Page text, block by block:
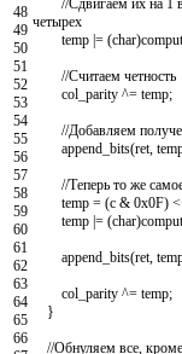
48
49
50
51
52
53
54
55
56
57
58
59
60
61
62
63
64
65
66
//Сдвигаем их на 1
четырех
temp |= (char)
//Считаем четность
col_parity ^= temp;
//Добавляем
append_bits(ret,
//Теперь то же
temp = (c & 0x0F)
temp |= (char)
append_bits(ret,
col_parity ^= temp;
}
//Обнуляем все,